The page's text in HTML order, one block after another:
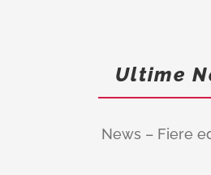
Ultime
News – Fiere